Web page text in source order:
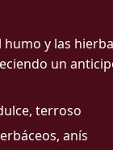
y las
un
terroso
anís